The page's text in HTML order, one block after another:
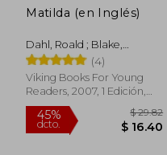
Matilda (en Inglés)
Dahl, Roald ; Blake,
Quentin
(4)
Viking Books For Young
Readers, 2007, 1 Edición,
Tapa Blanda, Nuevo